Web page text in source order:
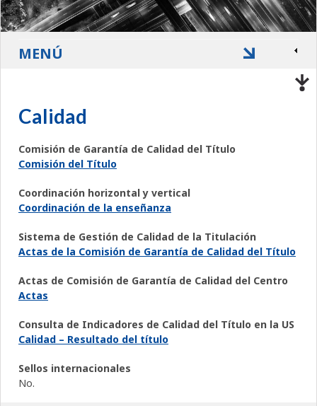
Calidad
Comisión de Garantía de Calidad del Título
Comisión del Título
Coordinación horizontal y vertical
Coordinación de la enseñanza
Sistema de Gestión de Calidad de la Titulación
Actas de la Comisión de Garantía de Calidad del Título
Actas de Comisión de Garantía de Calidad del Centro
Actas
Consulta de Indicadores de Calidad del Título en la US
Calidad – Resultado del título
Sellos internacionales
No.
MENÚ